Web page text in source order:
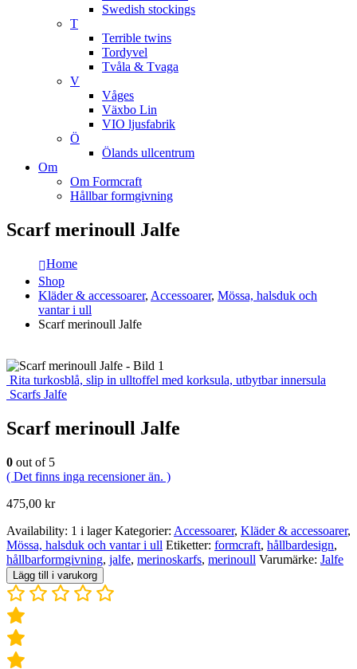
Swedish stockings
T
Terrible twins
Tordyvel
Tvåla & Tvaga
V
Våges
Växbo Lin
VIO ljusfabrik
Ö
Ölands ullcentrum
Om
Om Formcraft
Hållbar formgivning
Scarf merinoull Jalfe
Home
Shop
Kläder & accessoarer, Accessoarer, Mössa, halsduk och
vantar i ull
Scarf merinoull Jalfe
Rita turkosblå, slip in ulltoffel med korksula, utbytbar innersula
Scarfs Jalfe
Scarf merinoull Jalfe
0 out of 5
( Det finns inga recensioner än. )
475,00 kr
Availability: 1 i lager Kategorier: Accessoarer, Kläder & accessoarer,
Mössa, halsduk och vantar i ull Etiketter: formcraft, hållbardesign,
hållbarformgivning, jalfe, merinoskarfs, merinoull Varumärke: Jalfe
Lägg till i varukorg